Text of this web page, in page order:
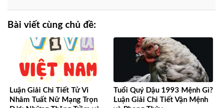
Bài viết cùng chủ đề:
Luận Giải Chi Tiết Tử Vi
Nhâm Tuất Nữ Mạng Trọn
Tuổi Quý Dậu 1993 Mệnh Gì?
Luận Giải Chi Tiết Vận Mệnh